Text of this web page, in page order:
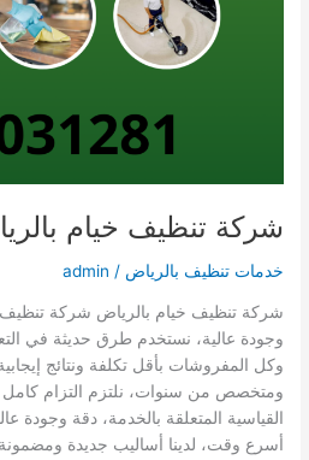
شركة تنظيف خيام
خدمات تنظيف بالرياض /
admin
شركة تنظيف خيام بالرياض شركة
وجودة عالية، نستخدم طرق حديثة في
وكل المفروشات بأقل تكلفة ونتائج
ومتخصص من سنوات، نلتزم التزام
القياسية المتعلقة بالخدمة، دقة وجودة
أسرع وقت، لدينا أساليب جديدة